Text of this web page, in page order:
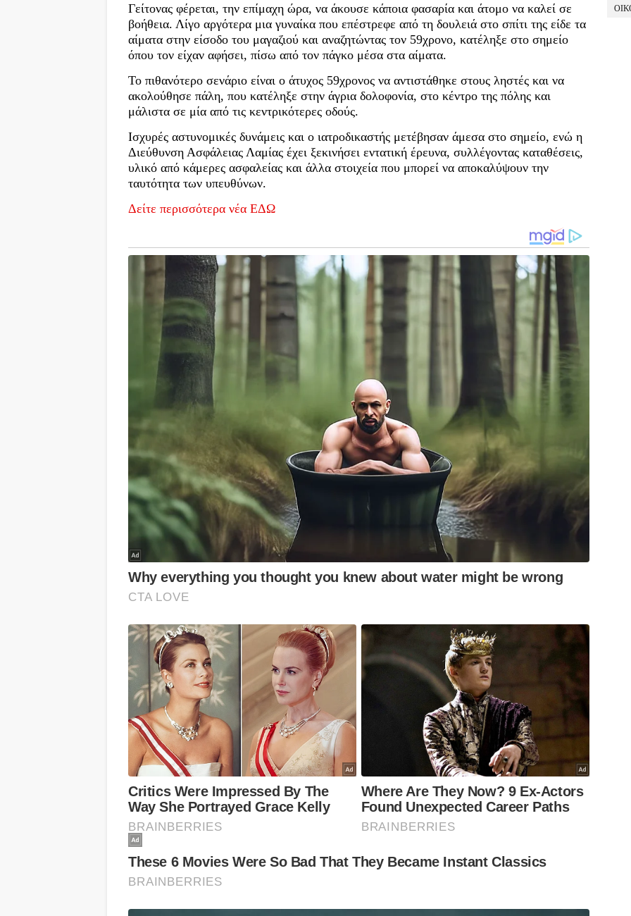
Γείτονας φέρεται, την επίμαχη ώρα, να άκουσε κάποια φασαρία και άτομο να καλεί σε
βοήθεια. Λίγο αργότερα μια γυναίκα που επέστρεφε από τη δουλειά στο σπίτι της είδε τα
αίματα στην είσοδο του μαγαζιού και αναζητώντας τον 59χρονο, κατέληξε στο σημείο
όπου τον είχαν αφήσει, πίσω από τον πάγκο μέσα στα αίματα.
Το πιθανότερο σενάριο είναι ο άτυχος 59χρονος να αντιστάθηκε στους ληστές και να
ακολούθησε πάλη, που κατέληξε στην άγρια δολοφονία, στο κέντρο της πόλης και
μάλιστα σε μία από τις κεντρικότερες οδούς.
Ισχυρές αστυνομικές δυνάμεις και ο ιατροδικαστής μετέβησαν άμεσα στο σημείο, ενώ η
Διεύθυνση Ασφάλειας Λαμίας έχει ξεκινήσει εντατική έρευνα, συλλέγοντας καταθέσεις,
υλικό από κάμερες ασφαλείας και άλλα στοιχεία που μπορεί να αποκαλύψουν την
ταυτότητα των υπευθύνων.
Δείτε περισσότερα νέα ΕΔΩ